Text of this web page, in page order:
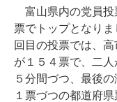
富山県内の党員投
票でトップとなり
回目の投票では、
が１５４票で、二
５分間づつ、最後
１票づつの都道府